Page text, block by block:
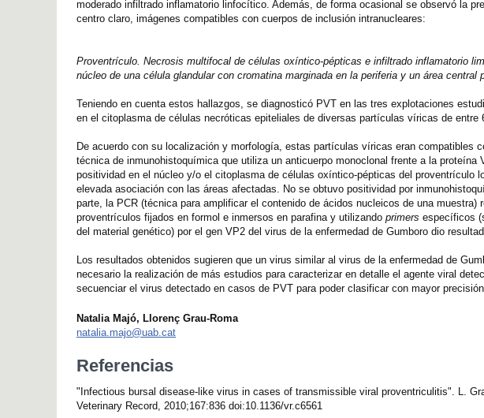
moderado infiltrado inflamatorio linfocítico. Además, de forma ocasional se observó la
centro claro, imágenes compatibles con cuerpos de inclusión intranucleares:
Proventrículo. Necrosis multifocal de células oxíntico-pépticas e infiltrado inflamatorio
núcleo de una célula glandular con cromatina marginada en la periferia y un área central
Teniendo en cuenta estos hallazgos, se diagnosticó PVT en las tres explotaciones
en el citoplasma de células necróticas epiteliales de diversas partículas víricas de
De acuerdo con su localización y morfología, estas partículas víricas eran compatibles
técnica de inmunohistoquímica que utiliza un anticuerpo monoclonal frente a la
positividad en el núcleo y/o el citoplasma de células oxíntico-pépticas del proventrículo
elevada asociación con las áreas afectadas. No se obtuvo positividad por
parte, la PCR (técnica para amplificar el contenido de ácidos nucleicos de una muestra)
proventrículos fijados en formol e inmersos en parafina y utilizando primers específicos
del material genético) por el gen VP2 del virus de la enfermedad de Gumboro dio
Los resultados obtenidos sugieren que un virus similar al virus de la enfermedad de
necesario la realización de más estudios para caracterizar en detalle el agente viral
secuenciar el virus detectado en casos de PVT para poder clasificar con mayor
Natalia Majó, Llorenç Grau-Roma
natalia.majo@uab.cat
Referencias
"Infectious bursal disease-like virus in cases of transmissible viral proventriculitis". L.
Veterinary Record, 2010;167:836 doi:10.1136/vr.c6561